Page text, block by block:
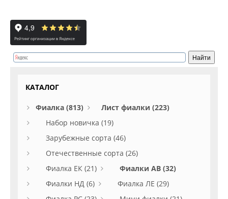
КАТАЛОГ
Фиалка (813)
Лист фиалки (223)
Набор новичка (19)
Зарубежные сорта (46)
Отечественные сорта (26)
Фиалка ЕК (21)
Фиалки АВ (32)
Фиалки НД (6)
Фиалка ЛЕ (29)